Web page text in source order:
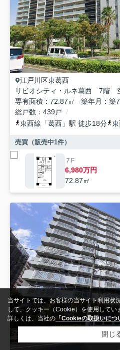
江戸川区東葛西
リビオシティ・ルネ葛西 7階
専有面積
72.87㎡ 築年月 築
総戸数
439戸
東西線 「葛西 」駅 徒歩18分
売買（販売中1件）
７F
6,980万円
72.87㎡
当サイトでは、お客様の当サイト利用状
して、クッキー（Cookie）を使用してい
詳しくは、当社の 「Cookieの取扱いにつ
閉じ